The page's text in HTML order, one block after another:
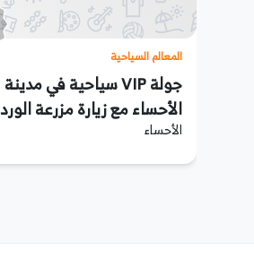
المعالم السياحية
جولة VIP سياحية في مدينة
الأحساء مع زيارة مزرعة الورد
الأحساء